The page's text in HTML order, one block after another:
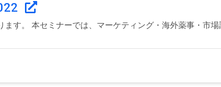
す。 本セミナーでは、マーケティング・海外薬事・市場